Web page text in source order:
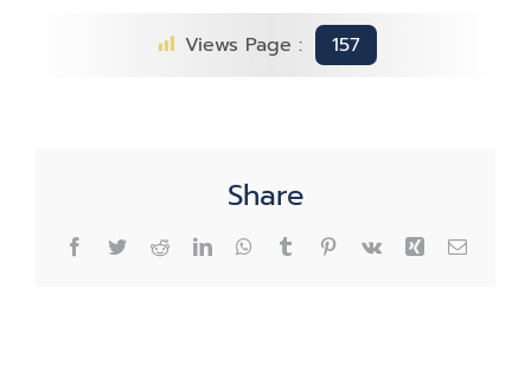
Views Page : 157
Share
Facebook
TwitterRedditLinkedInWhatsApp
TumblrPinterest
Vk Xing Email